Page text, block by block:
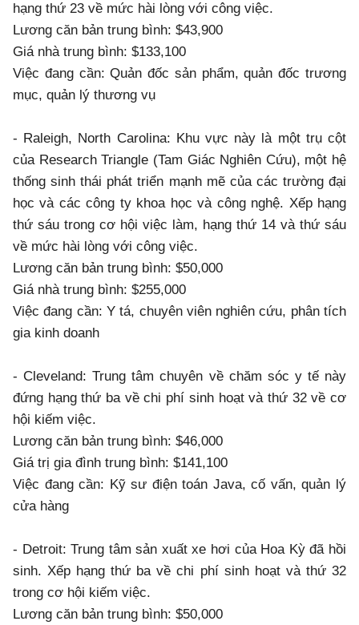
hạng thứ 23 về mức hài lòng với công việc.
Lương căn bản trung bình: $43,900
Giá nhà trung bình: $133,100
Việc đang cần: Quản đốc sản phẩm, quản đốc trương
mục, quản lý thương vụ
- Raleigh, North Carolina: Khu vực này là một trụ cột
của Research Triangle (Tam Giác Nghiên Cứu), một hệ
thống sinh thái phát triển mạnh mẽ của các trường đại
học và các công ty khoa học và công nghệ. Xếp hạng
thứ sáu trong cơ hội việc làm, hạng thứ 14 và thứ sáu
về mức hài lòng với công việc.
Lương căn bản trung bình: $50,000
Giá nhà trung bình: $255,000
Việc đang cần: Y tá, chuyên viên nghiên cứu, phân tích
gia kinh doanh
- Cleveland: Trung tâm chuyên về chăm sóc y tế này
đứng hạng thứ ba về chi phí sinh hoạt và thứ 32 về cơ
hội kiếm việc.
Lương căn bản trung bình: $46,000
Giá trị gia đình trung bình: $141,100
Việc đang cần: Kỹ sư điện toán Java, cố vấn, quản lý
cửa hàng
- Detroit: Trung tâm sản xuất xe hơi của Hoa Kỳ đã hồi
sinh. Xếp hạng thứ ba về chi phí sinh hoạt và thứ 32
trong cơ hội kiếm việc.
Lương căn bản trung bình: $50,000